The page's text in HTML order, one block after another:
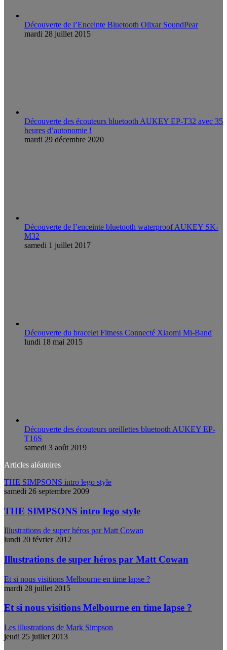
Découverte de l’Enceinte Bluetooth Olixar SoundPear
mardi 28 juillet 2015
Découverte des écouteurs bluetooth AUKEY EP-T32 avec 35
heures d’autonomie !
mardi 29 décembre 2020
Découverte de l’enceinte bluetooth waterproof AUKEY SK-
M32
samedi 1 juillet 2017
Découverte du bracelet Fitness Connecté Xiaomi Mi-Band
lundi 18 mai 2015
Découverte des écouteurs oreillettes bluetooth AUKEY EP-
T16S
samedi 3 août 2019
Articles aléatoires
THE SIMPSONS intro lego style
samedi 26 septembre 2009
THE SIMPSONS intro lego style
Illustrations de super héros par Matt Cowan
lundi 20 février 2012
Illustrations de super héros par Matt Cowan
Et si nous visitions Melbourne en time lapse ?
mardi 28 juillet 2015
Et si nous visitions Melbourne en time lapse ?
Les illustrations de Mark Simpson
jeudi 25 juillet 2013